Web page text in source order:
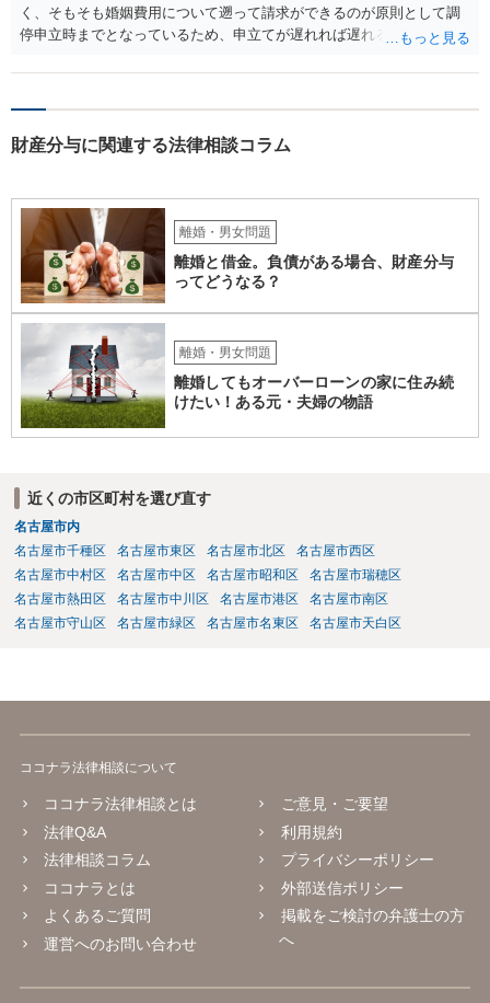
く、そもそも婚姻費用について遡って請求ができるのが原則として調
停申立時までとなっているため、申立てが遅れれば遅れるほど、遡れ
婚姻費用については調停で話がまとまらなかった場合に審判で裁判所
財産分与に関連する法律相談コラム
離婚・男女問題
離婚と借金。負債がある場合、財産分与
ってどうなる？
離婚・男女問題
離婚してもオーバーローンの家に住み続
けたい！ある元・夫婦の物語
近くの市区町村を選び直す
名古屋市内
名古屋市千種区
名古屋市東区 名古屋市北区
名古屋市西区
名古屋市中村区
名古屋市中区 名古屋市昭和区
名古屋市瑞穂区
名古屋市熱田区
名古屋市中川区 名古屋市港区
名古屋市南区
名古屋市守山区
名古屋市緑区 名古屋市名東区 名古屋市天白区
ココナラ法律相談について
ココナラ法律相談とは
法律Q&A
法律相談コラム
ココナラとは
よくあるご質問
運営へのお問い合わせ
ご意見・ご要望
利用規約
プライバシーポリシー
外部送信ポリシー
掲載をご検討の弁護士の方
へ